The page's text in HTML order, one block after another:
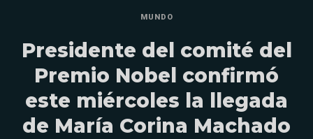
MUNDO
Presidente del comité del
Premio Nobel confirmó
este miércoles la llegada
de María Corina Machado